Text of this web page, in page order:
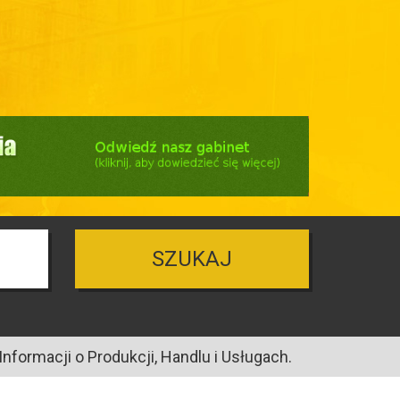
SZUKAJ
o Produkcji, Handlu i Usługach.